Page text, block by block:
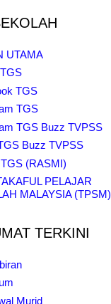
UTAMA
TGS
TGS
TGS Buzz TVPSS
Buzz TVPSS
(RASMI)
PELAJAR
MALAYSIA (TPSM)
TERKINI
Murid